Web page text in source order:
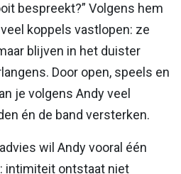
bespreekt?” Volgens hem
koppels vastlopen: ze
blijven in het duister
Door open, speels en
je volgens Andy veel
én de band versterken.
wil Andy vooral één
intimiteit ontstaat niet